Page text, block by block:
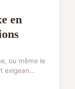
en
ou même le
exigean...